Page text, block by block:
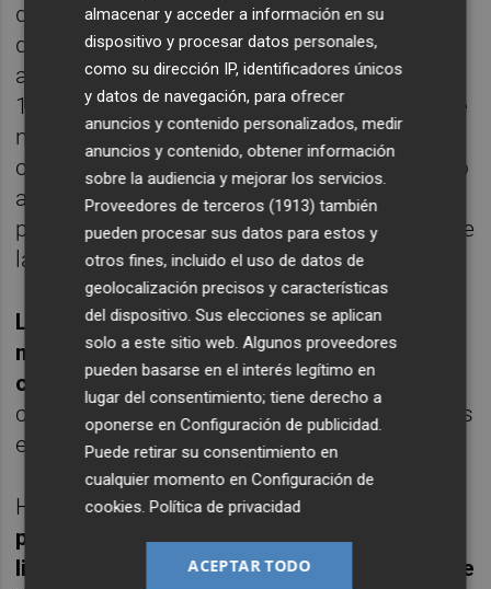
del Consell en un momento complicado
desde el punto de vista personal, le pilló el
asunto de viaje y con un bebé, pero en estos
100 días ha tenido tiempo de demostrar que
no era un títere ni una transición y que va
con todo. El último pulso de Mollà criticando
a otras consellerías y negociando su
presupuesto por detrás ha sido simplemente
la gota que colma el vaso.
Los Mollà siguen aquí en Elche, de todos
modos, haciendo valer sus formas, muy
criticadas en algunos sectores.No han
consentido pactar una lista e irán a primarias
en febrero para la candidatura local.
Había acuerdo en queEsther Díez, actual
portavoz en el ayuntamiento de la coalición
liderara la candidatura y Marian Campello de
almacenar y acceder a información en su
dispositivo y procesar datos personales,
como su dirección IP, identificadores únicos
y datos de navegación, para ofrecer
anuncios y contenido personalizados, medir
anuncios y contenido, obtener información
sobre la audiencia y mejorar los servicios.
Proveedores de terceros (1913) también
pueden procesar sus datos para estos y
otros fines, incluido el uso de datos de
geolocalización precisos y características
del dispositivo. Sus elecciones se aplican
solo a este sitio web. Algunos proveedores
pueden basarse en el interés legítimo en
lugar del consentimiento; tiene derecho a
oponerse enConfiguración de publicidad
Puede retirar su consentimiento en
cualquier momento enConfiguración de
cookies .Política de privacidad
ACEPTAR TODO